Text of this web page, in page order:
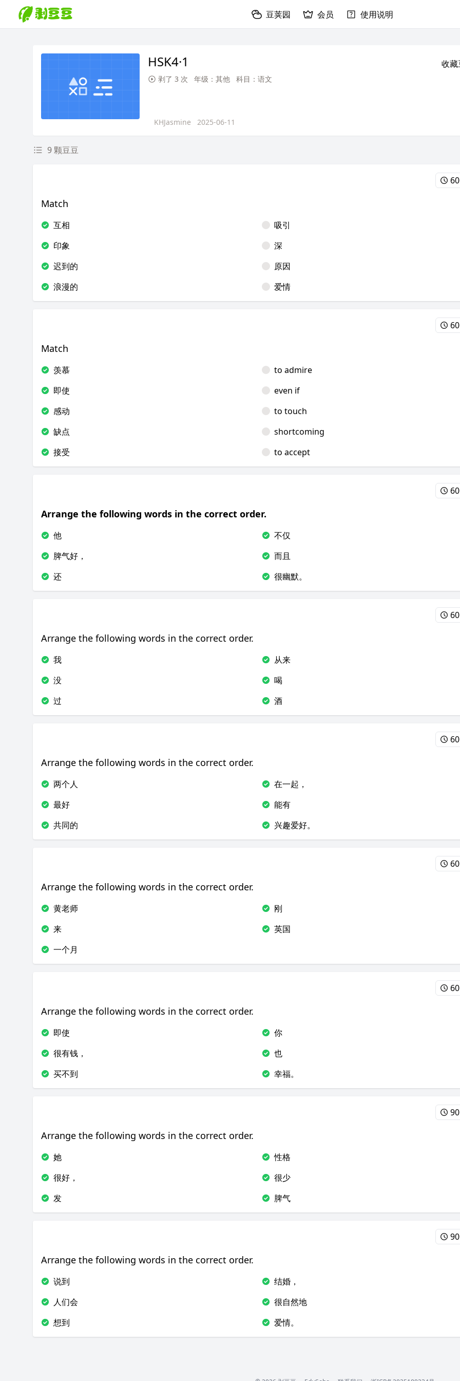
豆荚园 会员 使用说明
HSK4·1 收
剥了 3 次 年级：其他 科目：语文
KHJasmine 2025-06-11
9 颗豆豆
Match
互相
吸引
印象
深
迟到的
原因
浪漫的
爱情
Match
羡慕
to admire
即使
even if
感动
to touch
缺点
shortcoming
接受
to accept
Arrange the following words in the correct order.
他
不仅
脾气好，
而且
还
很幽默。
Arrange the following words in the correct order.
我
从来
没
喝
过
酒
Arrange the following words in the correct order.
两个人
在一起，
最好
能有
共同的
兴趣爱好。
Arrange the following words in the correct order.
黄老师
刚
来
英国
一个月
Arrange the following words in the correct order.
即使
你
很有钱，
也
买不到
幸福。
Arrange the following words in the correct order.
她
性格
很好，
很少
发
脾气
Arrange the following words in the correct order.
说到
结婚，
人们会
很自然地
想到
爱情。